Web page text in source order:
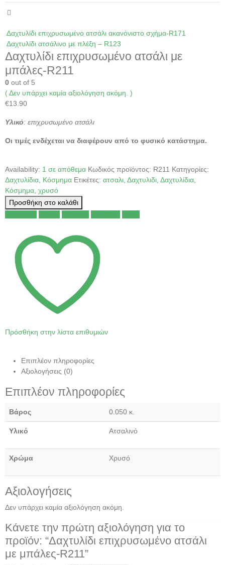
Δαχτυλίδι επιχρυσωμένο ατσάλι ακανόνιστο σχήμα-R171
Δαχτυλίδι ατσάλινο με πλέξη – R123
Δαχτυλίδι επιχρυσωμένο ατσάλι με
μπάλες-R211
0 out of 5
( Δεν υπάρχει καμία αξιολόγηση ακόμη. )
€13.90
Υλικό: επιχρυσωμένο ατσάλι
Οι τιμές ενδέχεται να διαφέρουν από το φυσικό κατάστημα.
Availability: 1 σε απόθεμα Κωδικός προϊόντος: R211 Κατηγορίες:
Δαχτυλίδια, Κόσμημα Ετικέτες: ατσαλι, Δαχτυλιδι, Δαχτυλίδια,
Κόσμημα, χρυσό
Προσθήκη στο καλάθι
Πρόσθήκη στην λίστα επιθυμιών
Επιπλέον πληροφορίες
Αξιολογήσεις (0)
Επιπλέον πληροφορίες
Βάρος 0.050 κ.
Υλικό Ατσαλινό
Χρώμα Χρυσό
Αξιολογήσεις
Δεν υπάρχει καμία αξιολόγηση ακόμη.
Κάνετε την πρώτη αξιολόγηση για το
προϊόν: “Δαχτυλίδι επιχρυσωμένο ατσάλι
με μπάλες-R211”